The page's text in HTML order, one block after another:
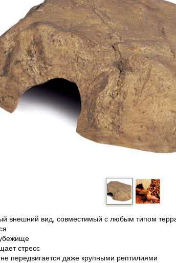
внешний вид, совместимый с любым типом
стресс
передвигается даже крупными рептилиями